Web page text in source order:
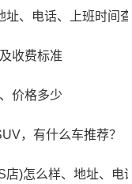
址、电话、上班时间
收费标准
价格多少
，有什么车推荐？
店)怎么样、地址、电